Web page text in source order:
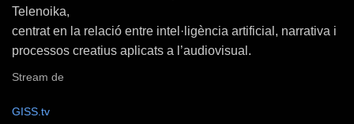
Telenoika,
centrat en la relació entre intel·ligència artificial, narrativa i
processos creatius aplicats a l’audiovisual .
Stream de
GISS.tv